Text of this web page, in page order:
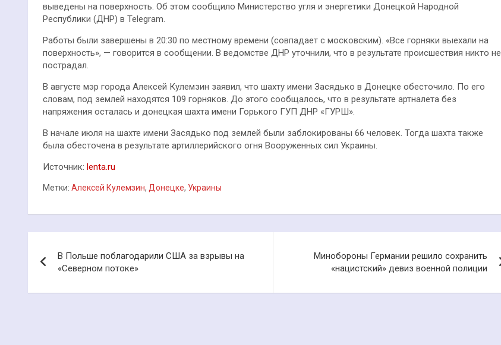
выведены на поверхность. Об этом сообщило Министерство угля и энергетики Донецкой Народной
Республики (ДНР) в Telegram.
Работы были завершены в 20:30 по местному времени (совпадает с московским). «Все горняки выехали на
поверхность», — говорится в сообщении. В ведомстве ДНР уточнили, что в результате происшествия никто не
пострадал.
В августе мэр города Алексей Кулемзин заявил, что шахту имени Засядько в Донецке обесточило. По его
словам, под землей находятся 109 горняков. До этого сообщалось, что в результате артналета без
напряжения осталась и донецкая шахта имени Горького ГУП ДНР «ГУРШ».
В начале июля на шахте имени Засядько под землей были заблокированы 66 человек. Тогда шахта также
была обесточена в результате артиллерийского огня Вооруженных сил Украины.
Источник: lenta.ru
Метки: Алексей Кулемзин, Донецке, Украины
по
записям
В Польше поблагодарили США за взрывы на
«Северном потоке»
Минобороны Германии решило сохранить
«нацистский» девиз военной полиции